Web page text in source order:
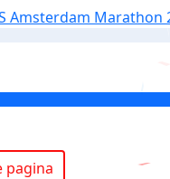
Amsterdam Marathon
pagina